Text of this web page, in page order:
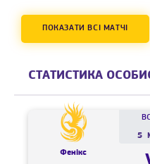
ПОКАЗАТИ ВСІ МАТЧІ
СТАТИСТИКА
Фенікс
5